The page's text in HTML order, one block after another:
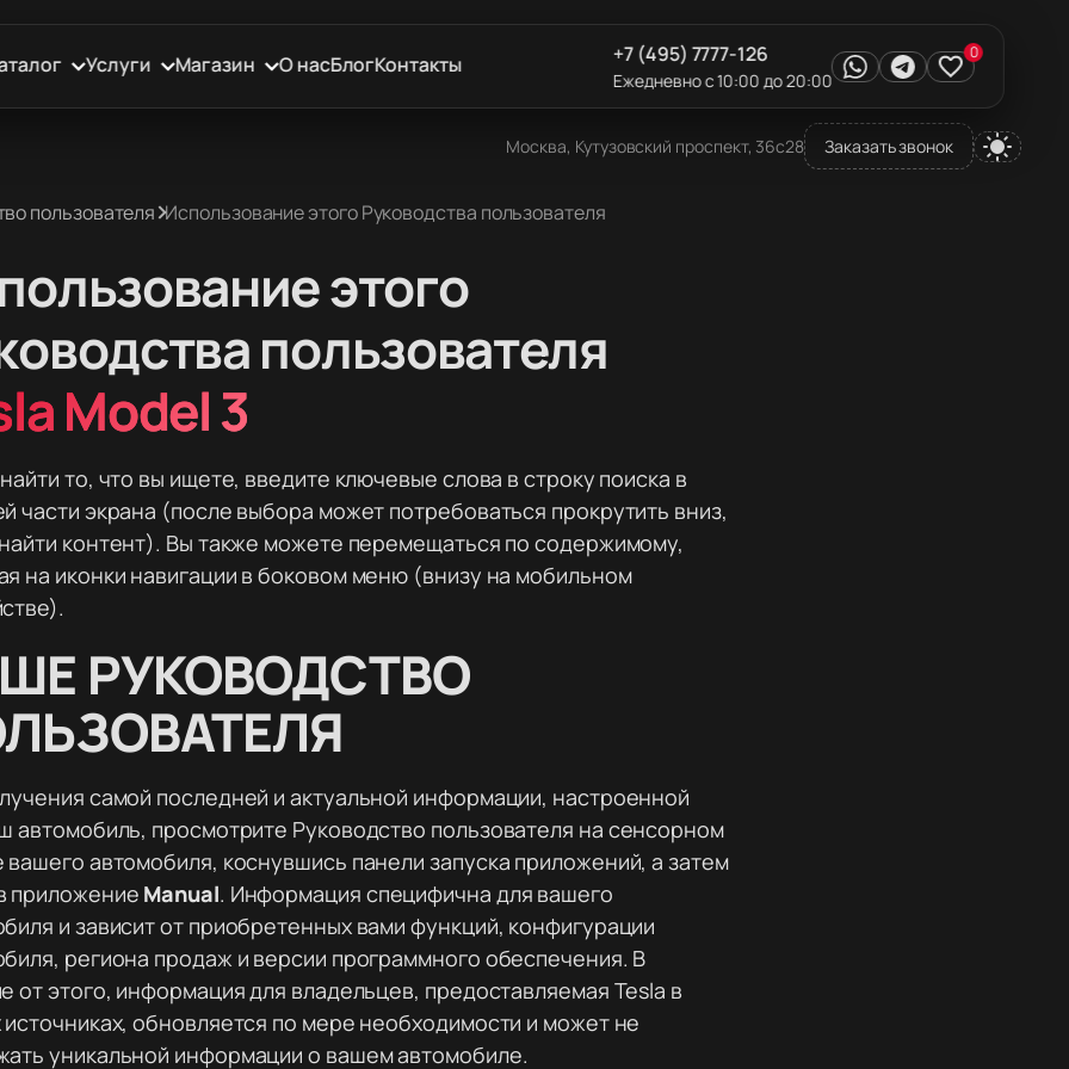
Москва, Кутузовский проспект, 36с28 Заказать звонок
Услуги Магазин О насБлогКонтакты +7 (495) 7777-126
Ежедневно с 10:00 до 20:00
0
пользователя Использование этого Руководства пользователя
этого
пользователя
Model 3
то, что вы ищете, введите ключевые слова в строку поиска в
части экрана (после выбора может потребоваться прокрутить вниз,
контент). Вы также можете перемещаться по содержимому,
на иконки навигации в боковом меню (внизу на мобильном
РУКОВОДСТВО
самой последней и актуальной информации, настроенной
автомобиль, просмотрите Руководство пользователя на сенсорном
вашего автомобиля, коснувшись панели запуска приложений, а затем
приложение Manual. Информация специфична для вашего
и зависит от приобретенных вами функций, конфигурации
региона продаж и версии программного обеспечения. В
от этого, информация для владельцев, предоставляемая Tesla в
источниках, обновляется по мере необходимости и может не
уникальной информации о вашем автомобиле.